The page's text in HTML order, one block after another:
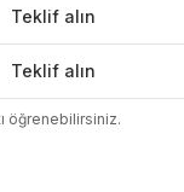
Teklif alın
Teklif alın
öğrenebilirsiniz.